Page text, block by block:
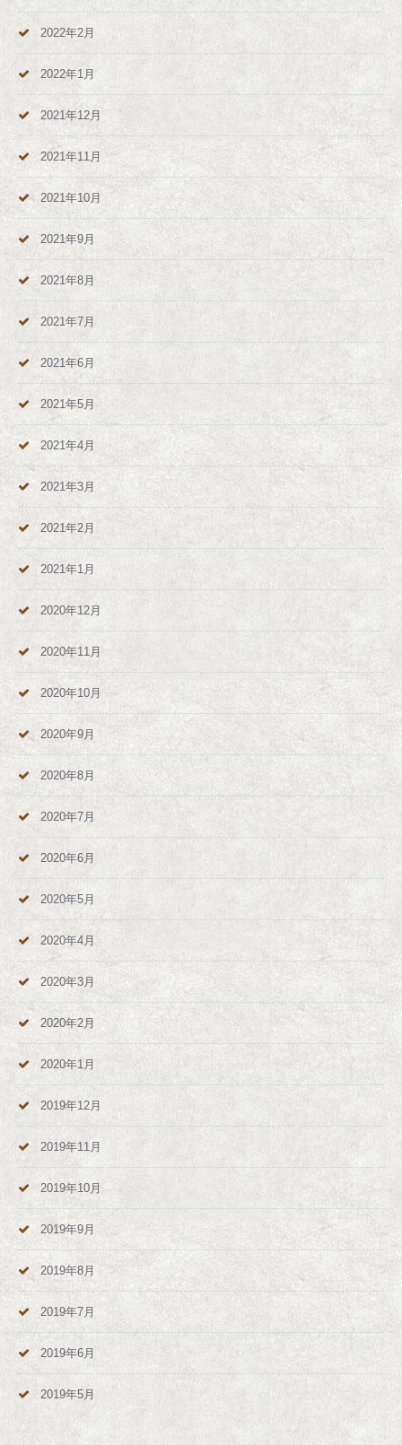
2022年2月
2022年1月
2021年12月
2021年11月
2021年10月
2021年9月
2021年8月
2021年7月
2021年6月
2021年5月
2021年4月
2021年3月
2021年2月
2021年1月
2020年12月
2020年11月
2020年10月
2020年9月
2020年8月
2020年7月
2020年6月
2020年5月
2020年4月
2020年3月
2020年2月
2020年1月
2019年12月
2019年11月
2019年10月
2019年9月
2019年8月
2019年7月
2019年6月
2019年5月